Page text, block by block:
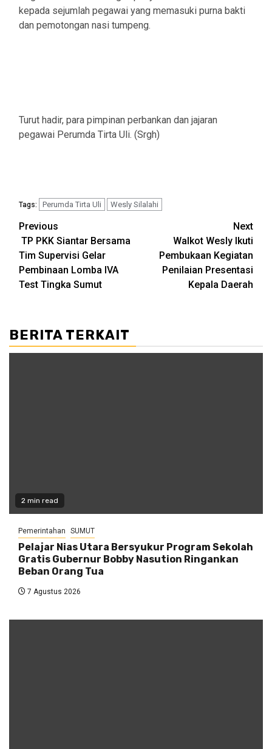
kepada sejumlah pegawai yang memasuki purna bakti
dan pemotongan nasi tumpeng.
Turut hadir, para pimpinan perbankan dan jajaran
pegawai Perumda Tirta Uli. (Srgh)
Tags: Perumda Tirta Uli Wesly Silalahi
Post
navigation
Previous
‎ TP PKK Siantar Bersama
Tim Supervisi Gelar
Pembinaan Lomba IVA
Test Tingka Sumut
Next
Walkot Wesly Ikuti
Pembukaan Kegiatan
Penilaian Presentasi
Kepala Daerah
BERITA TERKAIT
2 min read
Pemerintahan SUMUT
Pelajar Nias Utara Bersyukur Program Sekolah
Gratis Gubernur Bobby Nasution Ringankan
Beban Orang Tua
7 Agustus 2026